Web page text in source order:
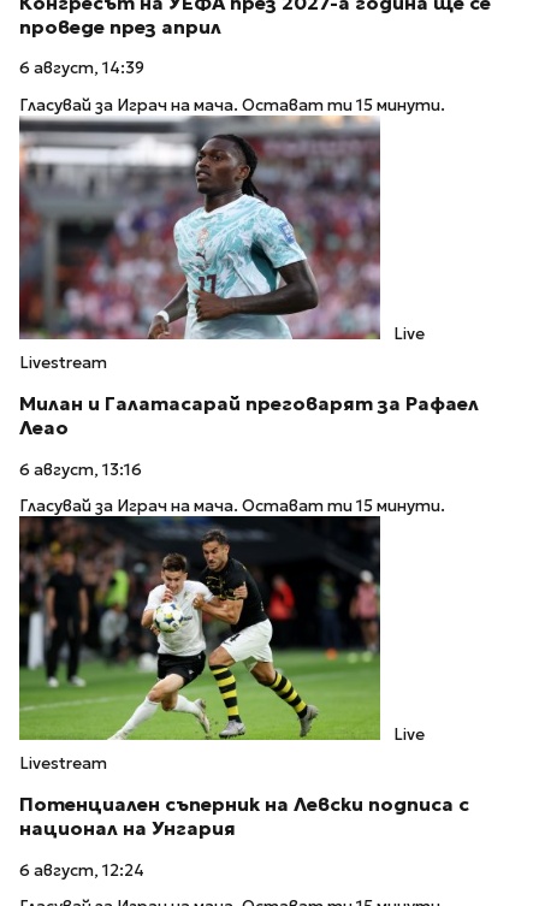
проведе през април
6 август, 14:39
Гласувай за Играч на мача. Остават ти 15 минути.
Live
Livestream
Милан и Галатасарай преговарят за Рафаел
Леао
6 август, 13:16
Гласувай за Играч на мача. Остават ти 15 минути.
Live
Livestream
Потенциален съперник на Левски подписа с
национал на Унгария
6 август, 12:24